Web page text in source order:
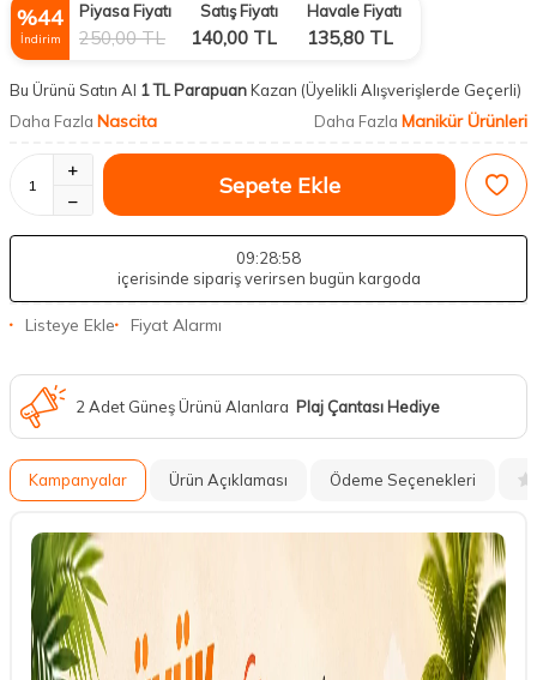
%44
İndirim
Piyasa Fiyatı
250,00TL
Satış Fiyatı
140,00 TL
Havale Fiyatı
135,80 TL
Bu Ürünü Satın Al 1 TL ParapuanKazan (Üyelikli Alışverişlerde Geçerli)
Daha Fazla Nascita Daha Fazla Manikür Ürünleri
Sepete Ekle
09:28:57
içerisinde sipariş verirsen bugün kargoda
Listeye Ekle Fiyat Alarmı
2 Adet Güneş Ürünü Alanlara Plaj Çantası Hediye
Kampanyalar Ürün Açıklaması Ödeme Seçenekleri